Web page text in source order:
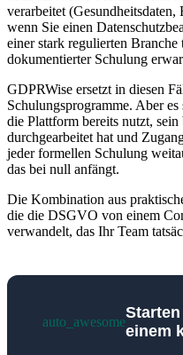
verarbeitet
wenn Sie einen
einer stark regulierten
dokumentierter Schulung
GDPRWise ersetzt in diesen
Schulungsprogramme. Aber
die Plattform bereits nutzt,
durchgearbeitet hat und
jeder formellen Schulung
das bei null anfängt.
Die Kombination aus
die die DSGVO von einem
verwandelt, das Ihr Team
auto_awesome
einem